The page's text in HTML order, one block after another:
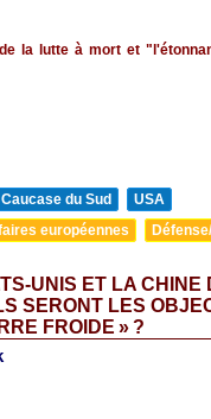
la lutte à mort et
du Sud
USA
européennes
UNIS ET LA CHINE
SERONT LES
FROIDE » ?